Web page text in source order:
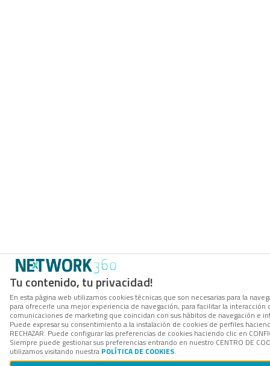
Tu contenido, tu privacidad!
En esta página web utilizamos cookies técnicas que son necesarias para la
para ofrecerle una mejor experiencia de navegación, para facilitar la
comunicaciones de marketing que coincidan con sus hábitos de navegación e
Puede expresar su consentimiento a la instalación de cookies de perfiles
RECHAZAR. Puede configurar las preferencias de cookies haciendo clic en
Siempre puede gestionar sus preferencias entrando en nuestro CENTRO DE
utilizamos visitando nuestra POLÍTICA DE COOKIES.